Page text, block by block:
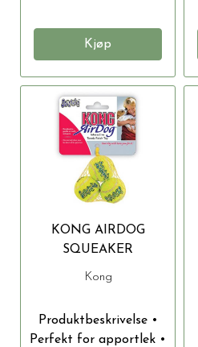
Kjøp
KONG AIRDOG
SQUEAKER
TENNISBALL 3PACK
Kong
Produktbeskrivelse •
Perfekt for apportlek •